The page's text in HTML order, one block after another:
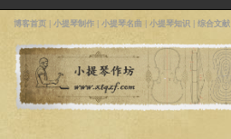
博客首页 小提琴制作 小提琴名曲 小提琴知识 综合文献